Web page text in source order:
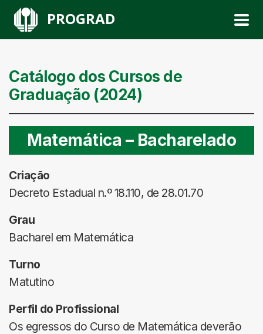
PROGRAD
Catálogo dos Cursos de
Graduação (2024)
Matemática – Bacharelado
Criação
Decreto Estadual n.º 18.110, de 28.01.70
Grau
Bacharel em Matemática
Turno
Matutino
Perfil do Profissional
Os egressos do Curso de Matemática deverão